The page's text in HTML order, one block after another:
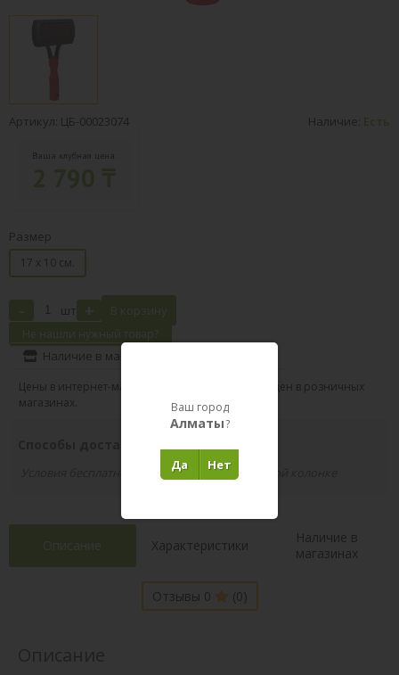
Артикул: ЦБ-00023074 Наличие: Есть
Ваша клубная цена:
Размер
17 х 10 см.
- шт + В корзину
Не нашли нужный товар?
Наличие в магазинах
Цены в интернет-магазине могут отличаться от цен в розничных
магазинах.
Условия бесплатной доставки указаны в правой колонке
Описание Характеристики
Наличие в
магазинах
Отзывы 0 (0)
Ваш город
Алматы?
Нет
Да